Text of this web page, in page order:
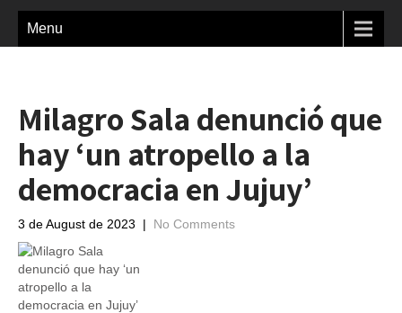
Menu
Milagro Sala denunció que
hay ‘un atropello a la
democracia en Jujuy’
3 de August de 2023 | No Comments